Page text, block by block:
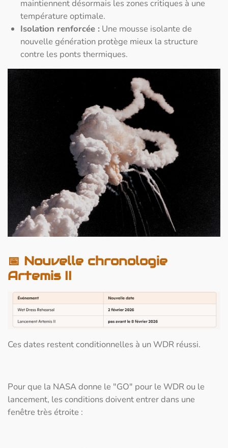
maintiennent désormais les zones critiques à une
température optimale.
Isolation renforcée : Une mousse isolante de
nouvelle génération protège mieux la structure
contre les ponts thermiques.
📅 Nouvelle chronologie
Artemis II
Ces dates restent conditionnelles à un WDR réussi.
Pour que la NASA donne le "GO" pour le WDR ou le
lancement, les conditions doivent entrer dans une
fenêtre très étroite :